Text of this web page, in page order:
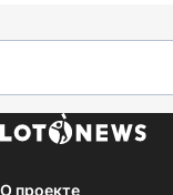
О проекте